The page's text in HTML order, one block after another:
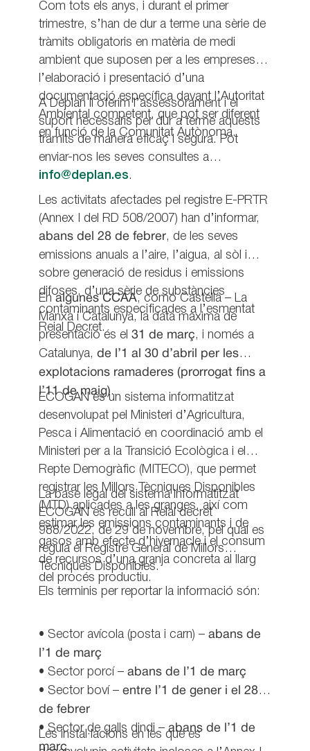
Com tots els anys, i durant el primer
trimestre, s’han de dur a terme una sèrie de
tràmits obligatoris en matèria de medi
ambient que suposen per a les empreses
l’elaboració i presentació d’una
documentació específica davant l’Autoritat
Ambiental competent, que pot ser diferent
en funció de la Comunitat Autònoma.
A Deplan li oferim l’assessorament i el
suport necessaris per dur a terme aquests
tràmits de manera eficaç i segura. Pot
enviar-nos les seves consultes a
info@deplan.es.
Les activitats afectades pel registre E-PRTR
(Annex I del RD 508/2007) han d’informar,
abans del 28 de febrer, de les seves
emissions anuals a l’aire, l’aigua, al sòl i
sobre generació de residus i emissions
difoses, d’una sèrie de substàncies
contaminants especificades a l’esmentat
Reial Decret.
Enalgunes CCAA, como Castella – La
Manxa i Catalunya, la data màxima de
presentació és el31 de març, i només a
Catalunya,de l’1 al 30 d’abril per les
explotacions ramaderes (prorrogat fins a
l’11 de maig).
ECOGAN és un sistema informatitzat
desenvolupat pel Ministeri d’Agricultura,
Pesca i Alimentació en coordinació amb el
Ministeri per a la Transició Ecològica i el
Repte Demogràfic (MITECO), que permet
registrar les Millors Tècniques Disponibles
(MTD) aplicades a les granges, així com
estimar les emissions contaminants i de
gasos amb efecte d’hivernacle i el consum
de recursos d’una granja concreta al llarg
del procés productiu.
La base legal del sistema informatitzat
ECOGAN es recull al Reial decret
988/2022, de 29 de novembre, pel qual es
regula el Registre General de Millors
Tècniques Disponibles.
Els terminis per reportar la informació són:
• Sector avícola (posta i carn) –abans de
l’1 de març
• Sector porcí –abans de l’1 de març
• Sector boví –entre l’1 de gener i el 28
de febrer
• Sector de galls dindi –abans de l’1 de
març
Les instal·lacions en les que es